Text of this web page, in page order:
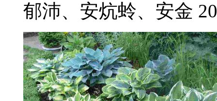
郁沛、安炕蛉、安金